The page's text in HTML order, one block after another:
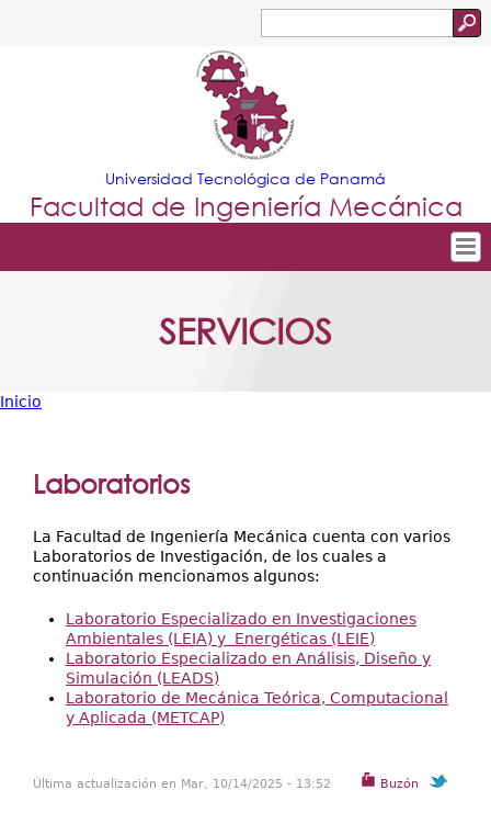
Jump to navigation
de
búsqueda
Universidad Tecnológica de Panamá
Facultad de Ingeniería Mecánica
Nuestra Facultad
Investigación+D+i
Servicios
SERVICIOS
está
Inicio
Laboratorios
La Facultad de Ingeniería Mecánica cuenta con varios
Laboratorios de Investigación, de los cuales a
continuación mencionamos algunos:
Laboratorio Especializado en Investigaciones
Ambientales (LEIA) y Energéticas (LEIE)
Laboratorio Especializado en Análisis, Diseño y
Simulación (LEADS)
Laboratorio de Mecánica Teórica, Computacional
y Aplicada (METCAP)
Buzón
Última actualización en Mar, 10/14/2025 - 13:52